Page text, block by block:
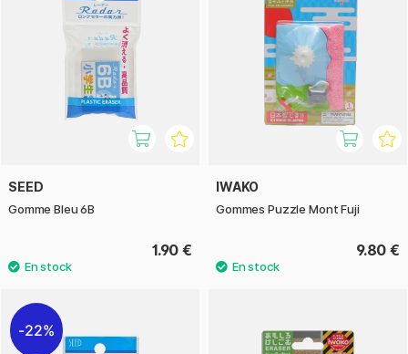
SEED
Gomme Bleu 6B
1.90 €
IWAKO
Gommes Puzzle Mont Fuji
9.80 €
22%